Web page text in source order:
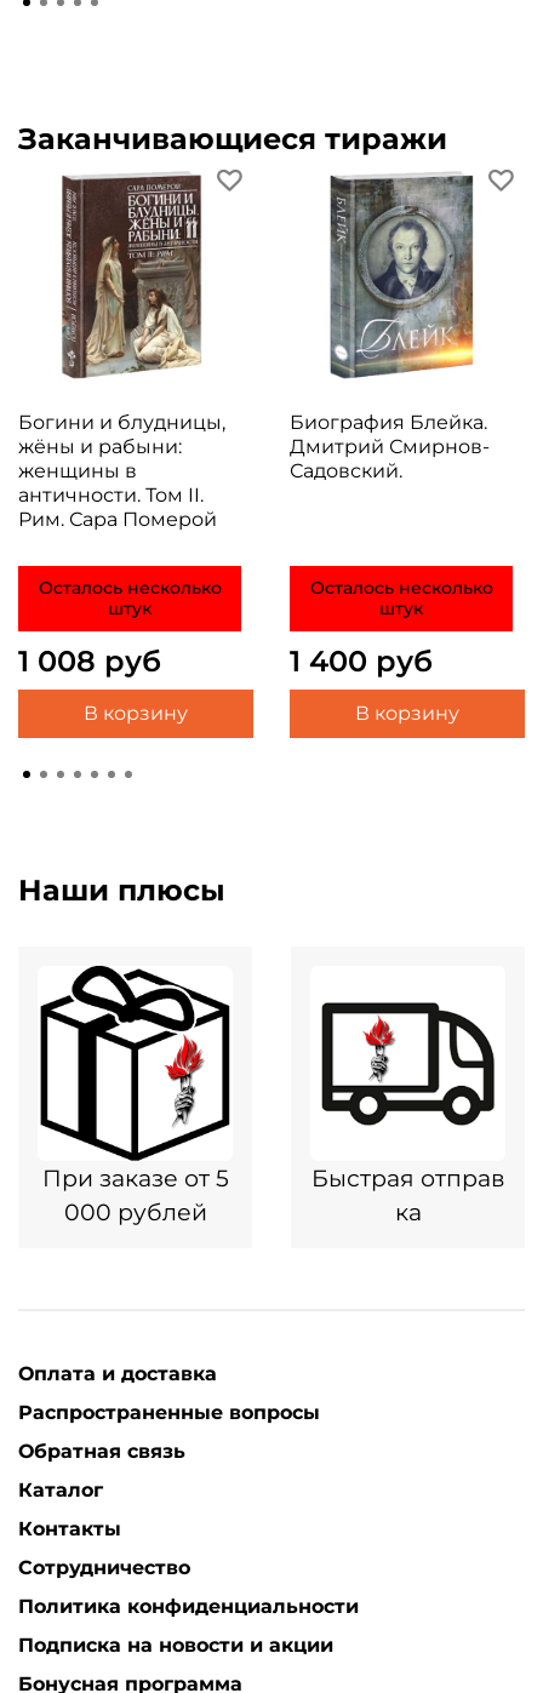
Заканчивающиеся тиражи
Богини и блудницы,
жёны и рабыни:
женщины в
античности. Том II.
Рим. Сара Померой
Осталось несколько
штук
1 008 руб
В корзину
Биография Блейка.
Дмитрий Смирнов-
Садовский.
Осталось несколько
штук
1 400 руб
В корзину
Наши плюсы
При заказе от 5
000 рублей
Быстрая отправ
ка
Оплата и доставка
Распространенные вопросы
Обратная связь
Каталог
Контакты
Сотрудничество
Политика конфиденциальности
Подписка на новости и акции
Бонусная программа